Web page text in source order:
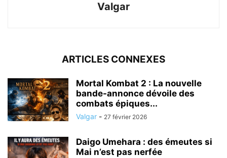
Valgar
ARTICLES CONNEXES
Mortal Kombat 2 : La nouvelle
bande-annonce dévoile des
combats épiques...
Valgar - 27 février 2026
Daigo Umehara : des émeutes si
Mai n’est pas nerfée